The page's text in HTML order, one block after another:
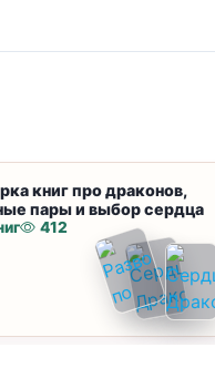
книг про драконов,
пары и выбор сердца
412